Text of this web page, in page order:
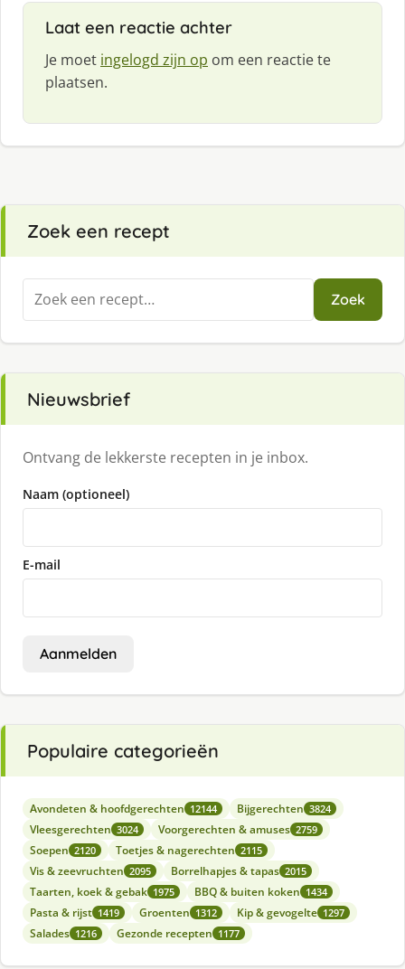
Laat een reactie achter
Je moet ingelogd zijn op om een reactie te
plaatsen.
Zoek een recept
Zoeken
naar:
Zoek
Nieuwsbrief
Ontvang de lekkerste recepten in je inbox.
Naam (optioneel)
E-mail
Aanmelden
Populaire categorieën
Avondeten & hoofdgerechten 12144 Bijgerechten 3824
Vleesgerechten 3024 Voorgerechten & amuses 2759
Soepen 2120 Toetjes & nagerechten 2115
Vis & zeevruchten 2095 Borrelhapjes & tapas 2015
Taarten, koek & gebak 1975 BBQ & buiten koken 1434
Pasta & rijst 1419 Groenten 1312 Kip & gevogelte 1297
Salades 1216 Gezonde recepten 1177